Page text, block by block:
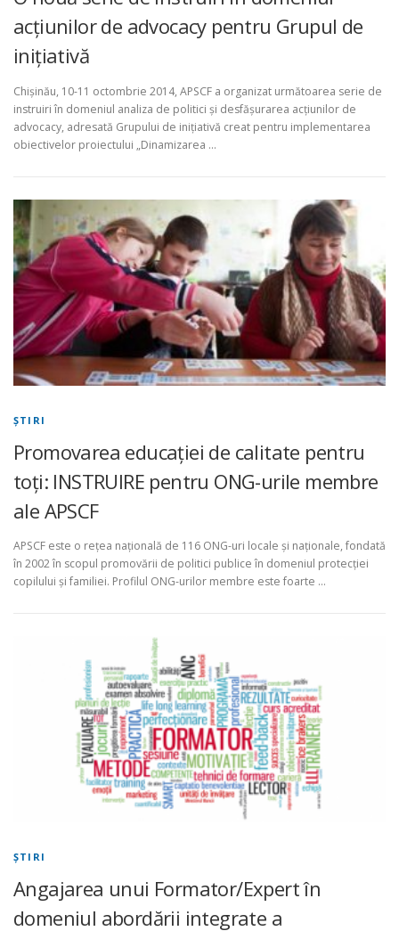
acţiunilor de advocacy pentru Grupul de
inițiativă
Chișinău, 10-11 octombrie 2014, APSCF a organizat următoarea serie de
instruiri în domeniul analiza de politici și desfășurarea acțiunilor de
advocacy, adresată Grupului de inițiativă creat pentru implementarea
obiectivelor proiectului „Dinamizarea …
ŞTIRI
Promovarea educației de calitate pentru
toți: INSTRUIRE pentru ONG-urile membre
ale APSCF
APSCF este o reţea naţională de 116 ONG-uri locale și naționale, fondată
în 2002 în scopul promovării de politici publice în domeniul protecţiei
copilului şi familiei. Profilul ONG-urilor membre este foarte …
ŞTIRI
Angajarea unui Formator/Expert în
domeniul abordării integrate a